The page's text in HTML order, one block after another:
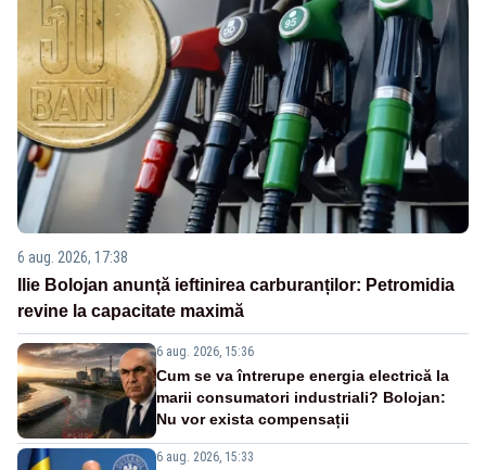
6 aug. 2026, 17:38
Ilie Bolojan anunță ieftinirea carburanților: Petromidia
revine la capacitate maximă
6 aug. 2026, 15:36
Cum se va întrerupe energia electrică la
marii consumatori industriali? Bolojan:
Nu vor exista compensații
6 aug. 2026, 15:33